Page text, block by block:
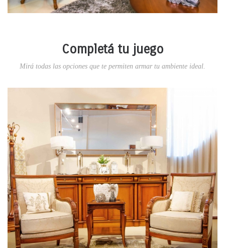
Completá tu juego
Mirá todas las opciones que te permiten armar tu ambiente ideal.